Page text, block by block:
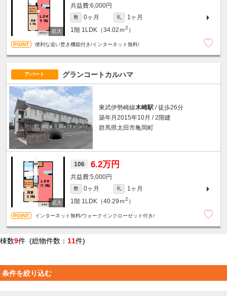
6,000円
敷 0ヶ月 礼
1ヶ月
1階 1LDK（34.02ｍ2 ）
便利な追い焚き機能付き/インターネット無料/
アパート グランコートカルハマ
東武伊勢崎線木崎駅 / 徒歩26分
築年月2015年10月 / 2階建
群馬県太田市亀岡町
106 6.2万円
5,000円
敷 0ヶ月 礼
1ヶ月
1階 1LDK（40.29ｍ2 ）
インターネット無料/ウォークインクローゼット付き/
棟数9件 (総物件数： 11件)
条件を絞り込む